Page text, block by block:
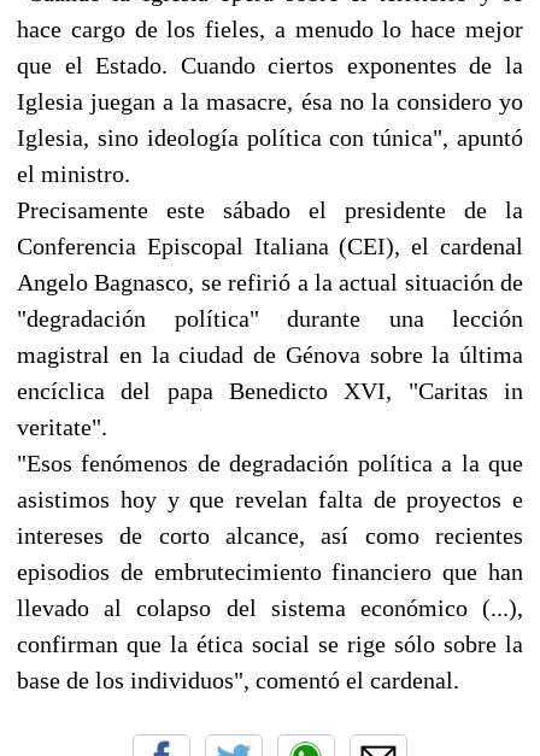
hace cargo de los fieles, a menudo lo hace mejor
que el Estado. Cuando ciertos exponentes de la
Iglesia juegan a la masacre, ésa no la considero yo
Iglesia, sino ideología política con túnica", apuntó
el ministro.
Precisamente este sábado el presidente de la
Conferencia Episcopal Italiana (CEI), el cardenal
Angelo Bagnasco, se refirió a la actual situación de
"degradación política" durante una lección
magistral en la ciudad de Génova sobre la última
encíclica del papa Benedicto XVI, "Caritas in
veritate".
"Esos fenómenos de degradación política a la que
asistimos hoy y que revelan falta de proyectos e
intereses de corto alcance, así como recientes
episodios de embrutecimiento financiero que han
llevado al colapso del sistema económico (...),
confirman que la ética social se rige sólo sobre la
base de los individuos", comentó el cardenal.